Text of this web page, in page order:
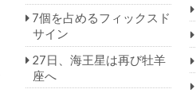
7個を占めるフィックスド
サイン
27日、海王星は再び牡羊
座へ